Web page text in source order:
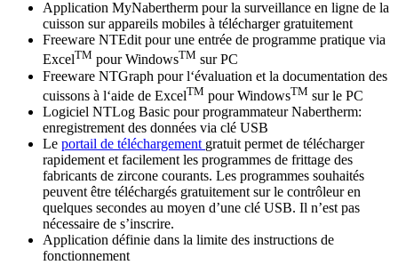
Application MyNabertherm pour la surveillance en ligne de la
cuisson sur appareils mobiles à télécharger gratuitement
Freeware NTEdit pour une entrée de programme pratique via
ExcelTM pour WindowsTM sur PC
Freeware NTGraph pour l‘évaluation et la documentation des
cuissons à l‘aide de ExcelTM pour WindowsTM sur le PC
Logiciel NTLog Basic pour programmateur Nabertherm:
enregistrement des données via clé USB
Le portail de téléchargement gratuit permet de télécharger
rapidement et facilement les programmes de frittage des
fabricants de zircone courants. Les programmes souhaités
peuvent être téléchargés gratuitement sur le contrôleur en
quelques secondes au moyen d’une clé USB. Il n’est pas
nécessaire de s’inscrire.
Application définie dans la limite des instructions de
fonctionnement